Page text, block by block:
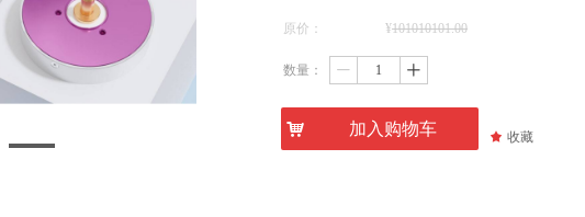
낙 加入购物车 끄 收藏
原价： ¥101010101.00
数量： ꄷ ꄸ